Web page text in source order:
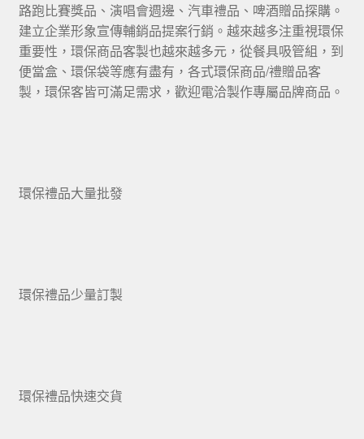
路跑比賽獎品、演唱會週邊、汽車禮品、啤酒贈品探購。
建立企業形象宣傳輔銷品提案行銷。越來越多注重視環保
重要性，環保商品客製也越來越多元，從餐具吸管組，到
便當盒、環保袋等應有盡有，各式環保商品/禮贈品客
製，環保客皆可滿足需求，歡迎電洽製作專屬品牌商品。
環保禮品大量批發
環保禮品少量訂製
環保禮品快速交貨